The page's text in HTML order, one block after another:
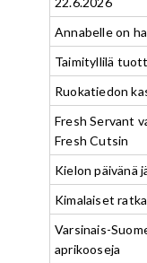
Annabelle on
Taimityllilä
Ruokatiedon
Fresh Servant
Fresh Cutsin
Kielon päivänä
Kimalaiset
Varsinais-
aprikooseja